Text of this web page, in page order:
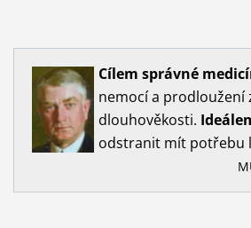
Cílem správné
nemocí a prodloužení
dlouhověkosti.
odstranit mít potřebu